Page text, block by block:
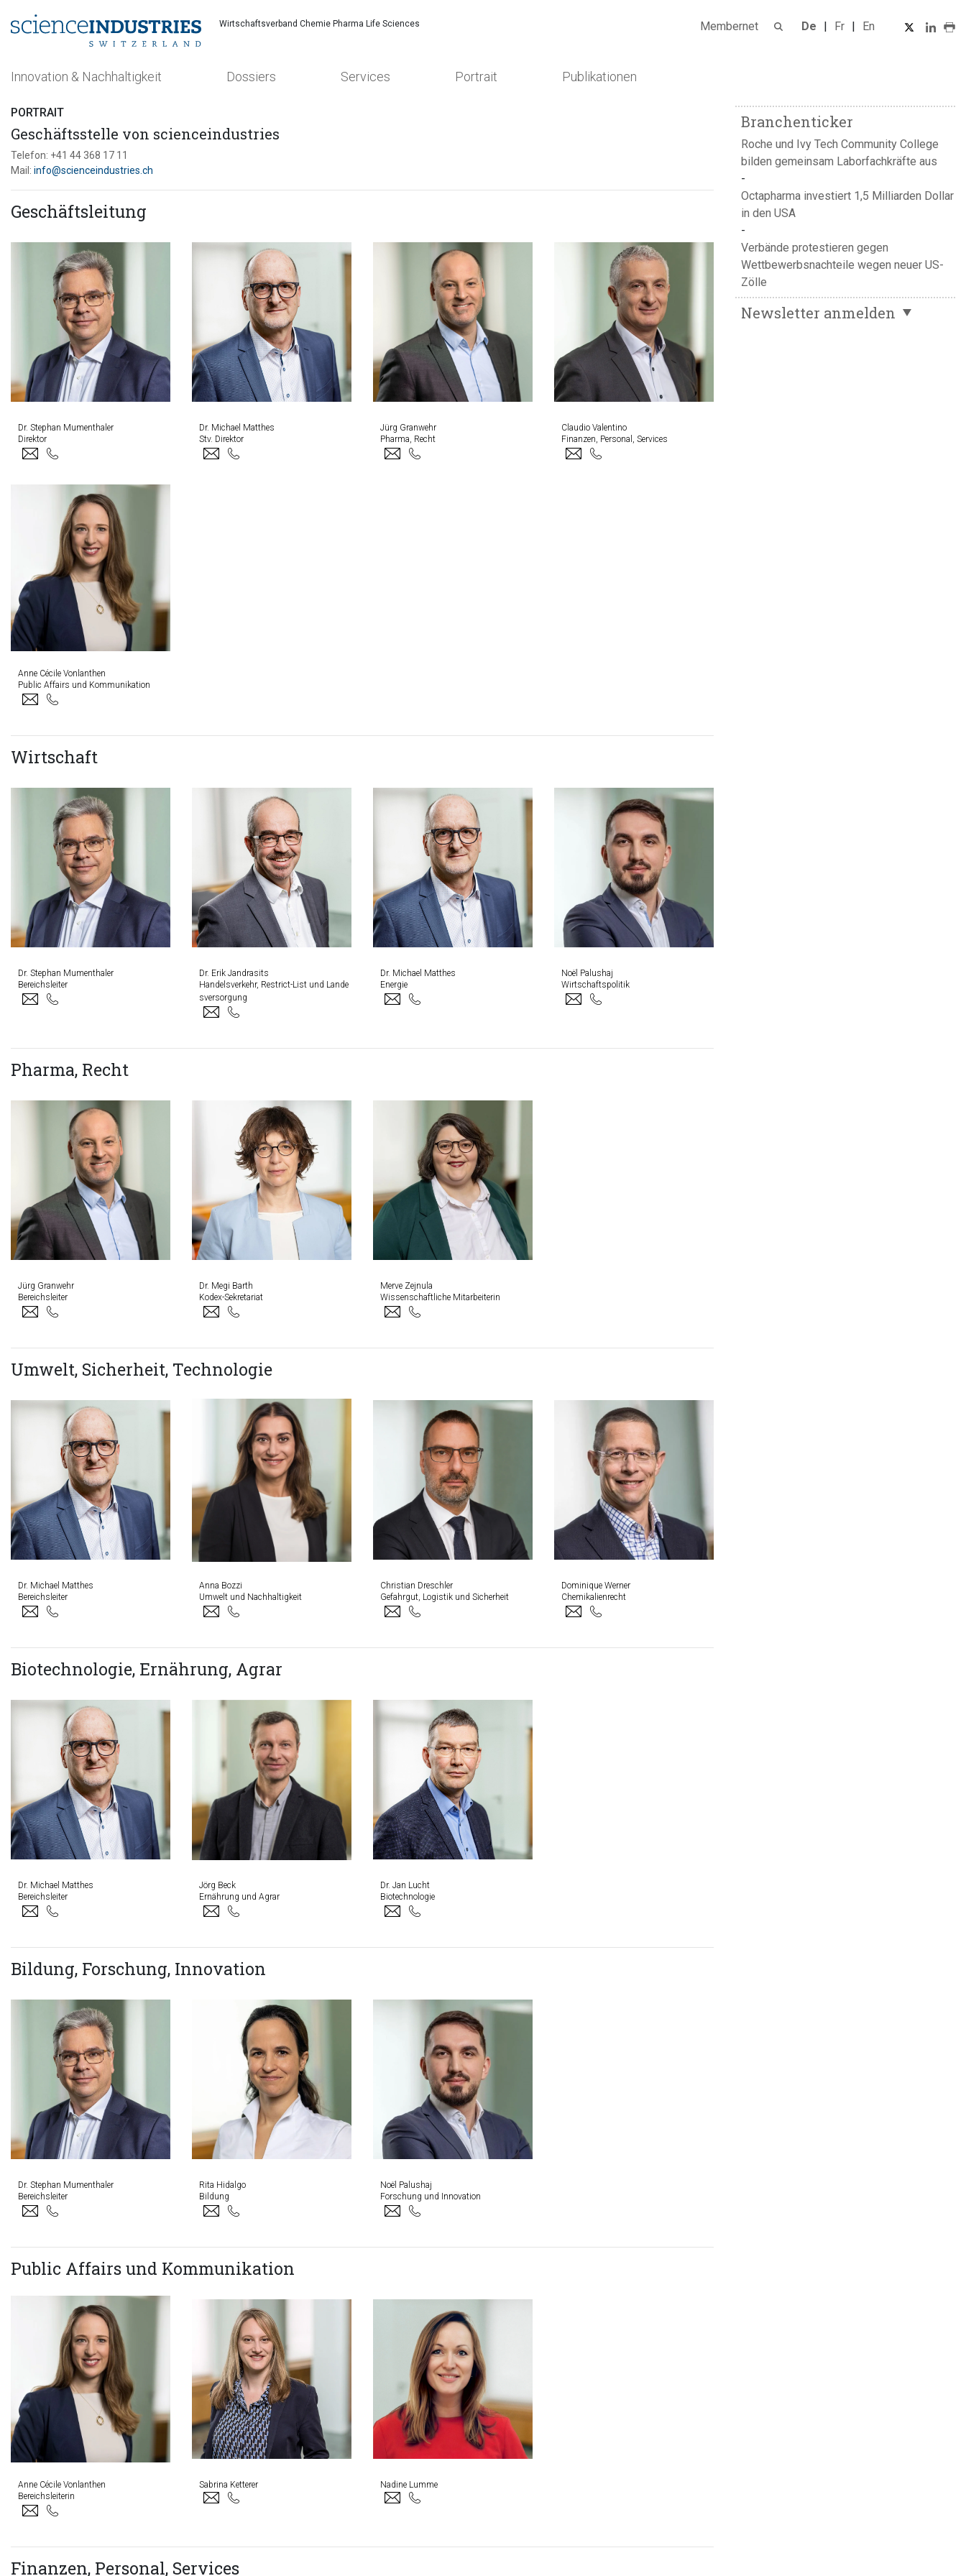
Wirtschaftsverband Chemie Pharma Life Sciences Membernet De Fr En
Innovation & Nachhaltigkeit Dossiers Services Portrait Publikationen
Suchen
PORTRAIT
Geschäftsstelle von scienceindustries
Telefon: +41 44 368 17 11
Mail: info@scienceindustries.ch
Geschäftsleitung
Dr. Stephan Mumenthaler
Direktor
Dr. Michael Matthes
Stv. Direktor
Jürg Granwehr
Pharma, Recht
Claudio Valentino
Finanzen, Personal, Services
Anne Cécile Vonlanthen
Public Affairs und Kommunikation
Wirtschaft
Dr. Stephan Mumenthaler
Bereichsleiter
Dr. Erik Jandrasits
Handelsverkehr, Restrict-List und Lande
sversorgung
Dr. Michael Matthes
Energie
Noël Palushaj
Wirtschaftspolitik
Pharma, Recht
Jürg Granwehr
Bereichsleiter
Dr. Megi Barth
Kodex-Sekretariat
Merve Zejnula
Wissenschaftliche Mitarbeiterin
Umwelt, Sicherheit, Technologie
Dr. Michael Matthes
Bereichsleiter
Anna Bozzi
Umwelt und Nachhaltigkeit
Christian Dreschler
Gefahrgut, Logistik und Sicherheit
Dominique Werner
Chemikalienrecht
Biotechnologie, Ernährung, Agrar
Dr. Michael Matthes
Bereichsleiter
Jörg Beck
Ernährung und Agrar
Dr. Jan Lucht
Biotechnologie
Bildung, Forschung, Innovation
Dr. Stephan Mumenthaler
Bereichsleiter
Rita Hidalgo
Bildung
Noël Palushaj
Forschung und Innovation
Public Affairs und Kommunikation
Anne Cécile Vonlanthen
Bereichsleiterin
Sabrina Ketterer Nadine Lumme
Finanzen, Personal, Services
Branchenticker
Roche und Ivy Tech Community College
bilden gemeinsam Laborfachkräfte aus
Octapharma investiert 1,5 Milliarden Dollar
in den USA
Verbände protestieren gegen
Wettbewerbsnachteile wegen neuer US-
Zölle
Newsletter anmelden